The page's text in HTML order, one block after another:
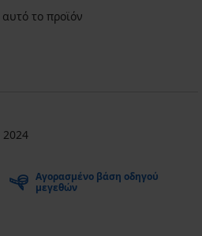
το προϊόν
2024
Αγορασμένο βάση οδηγού
μεγεθών